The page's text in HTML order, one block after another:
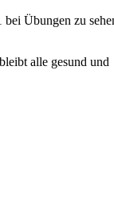
Übungen zu
alle gesund und